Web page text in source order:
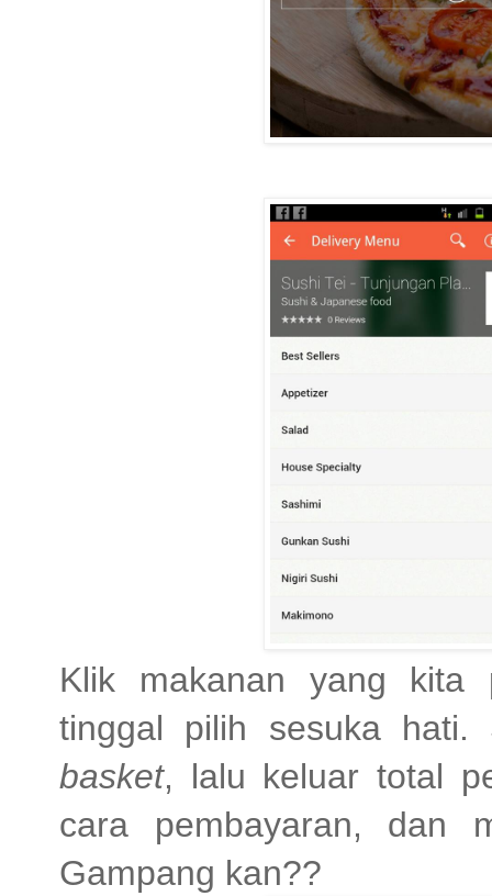
Klik makanan yang kita
tinggal pilih sesuka
basket, lalu keluar total
cara pembayaran, dan
Gampang kan??